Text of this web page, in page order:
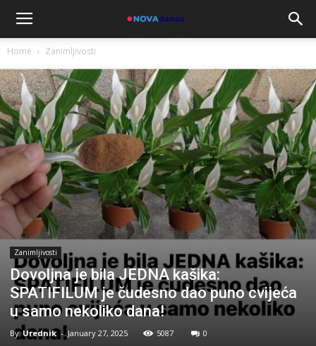
Home Zanimljivosti
Zanimljivosti
Dovoljna je bila JEDNA kašika:
SPATIFILUM je čudesno dao puno cvijeća
u samo nekoliko dana!
By Urednik - January 27, 2025 5087 0